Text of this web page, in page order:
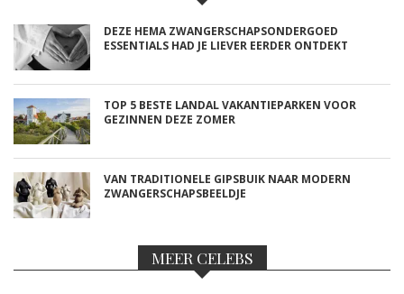
DEZE HEMA ZWANGERSCHAPSONDERGOED
ESSENTIALS HAD JE LIEVER EERDER ONTDEKT
TOP 5 BESTE LANDAL VAKANTIEPARKEN VOOR
GEZINNEN DEZE ZOMER
VAN TRADITIONELE GIPSBUIK NAAR MODERN
ZWANGERSCHAPSBEELDJE
MEER CELEBS